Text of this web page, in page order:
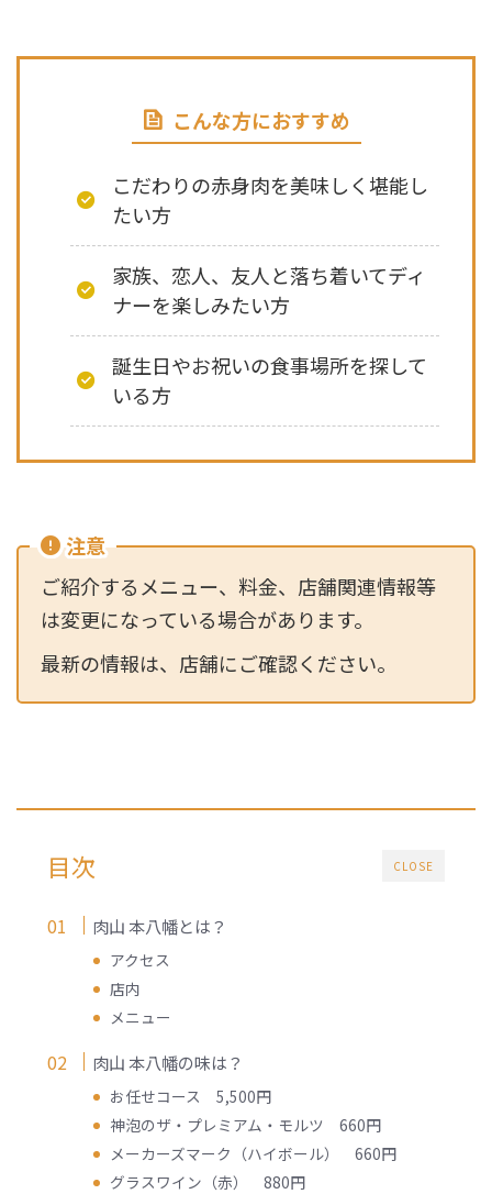
こんな方におすすめ
こだわりの赤身肉を美味しく堪能し
たい方
家族、恋人、友人と落ち着いてディ
ナーを楽しみたい方
誕生日やお祝いの食事場所を探して
いる方
注意
ご紹介するメニュー、料金、店舗関連情報等
は変更になっている場合があります。
最新の情報は、店舗にご確認ください。
CLOSE
目次
肉山 本八幡とは？
アクセス
店内
メニュー
肉山 本八幡の味は？
お任せコース 5,500円
神泡のザ・プレミアム・モルツ 660円
メーカーズマーク（ハイボール） 660円
グラスワイン（赤） 880円